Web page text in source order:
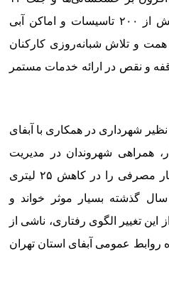
روزه، جنگ تحمیلی اخیر به بیش از ۲۰۰ تاسیسات و اماکن آبی
همت و تلاش شبانه‌روزی کارکنان
و نقص در ارائه خدمات مستمر
شهرداری در همکاری با آبفای
همراهی شهروندان در مدیریت
مصرف آب و تغییر الگوی رفتار مصرفی را در کاهش ۲۵ لیتری
گذشته بسیار موثر خواند و
تغییر الگوی رفتاری، ناشی از
روابط عمومی آبفای استان تهران